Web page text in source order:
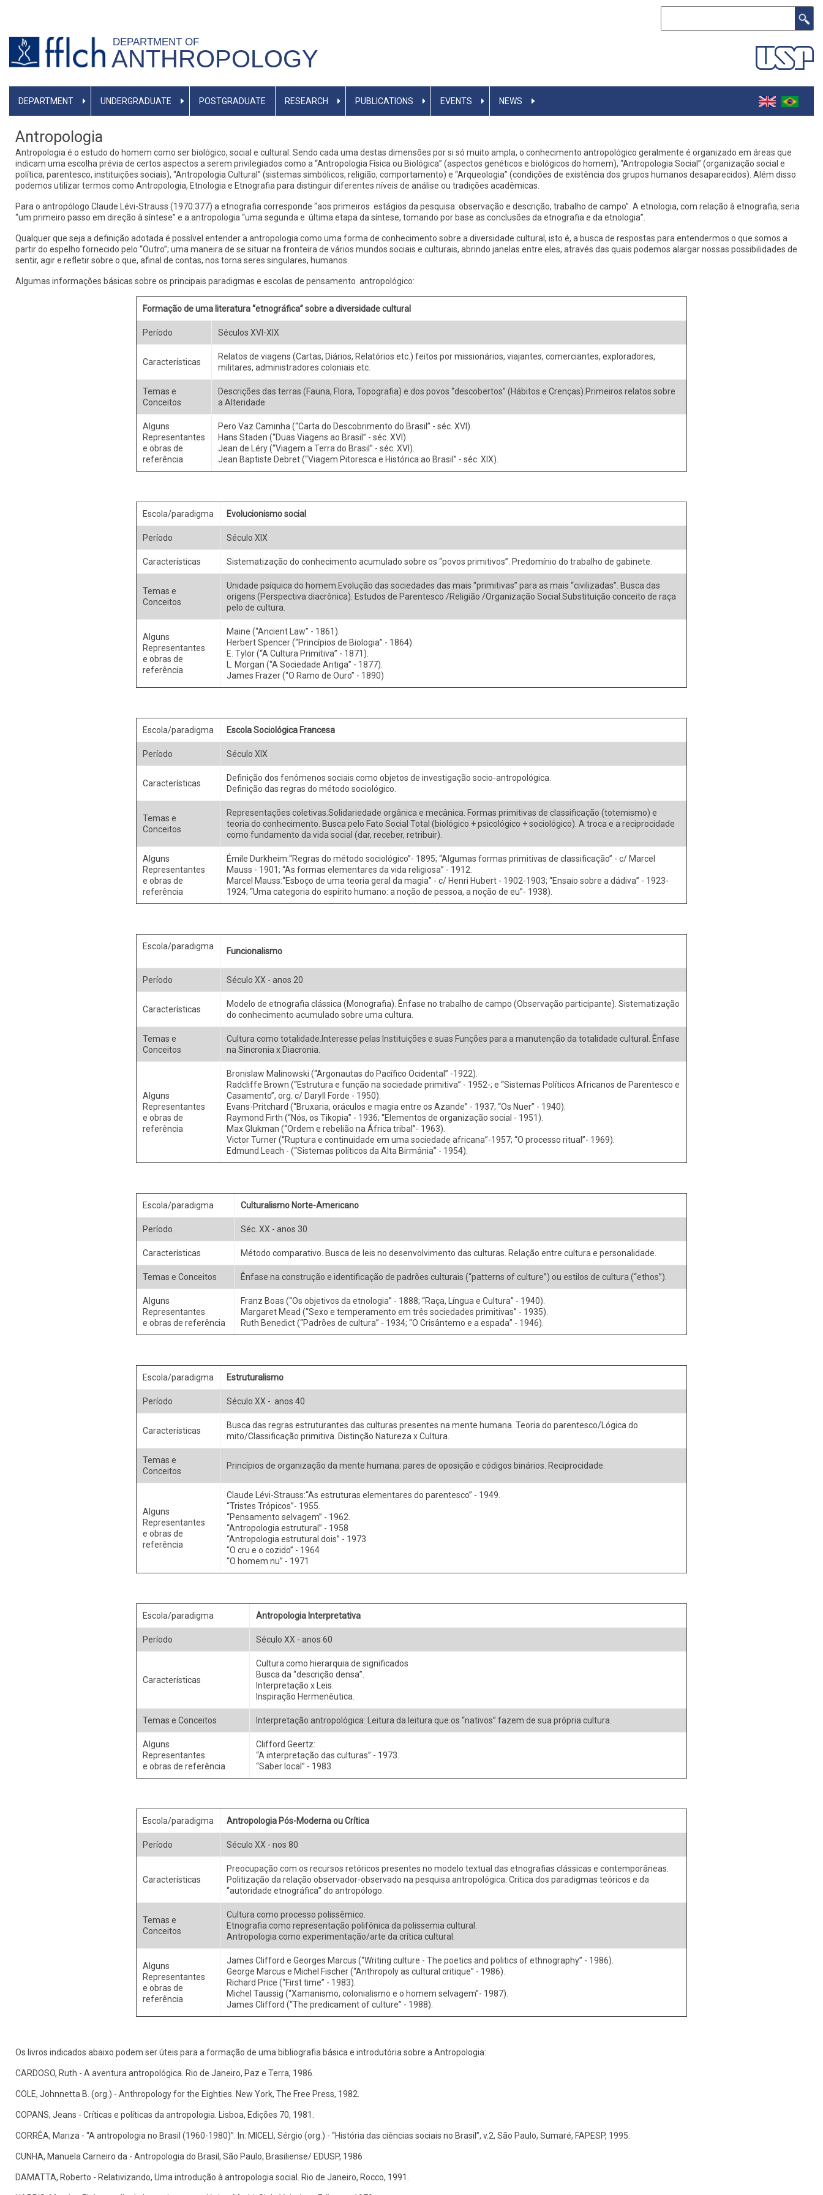
content
DEPARTMENT OF
ANTHROPOLOGY
MAIN
DEPARTMENT UNDERGRADUATE POSTGRADUATE RESEARCH PUBLICATIONS EVENTS NEWS
Antropologia
Antropologia é o estudo do homem como ser biológico, social e cultural. Sendo cada uma destas dimensões por si só muito ampla, o conhecimento antropológico geralmente é organizado em áreas que
indicam uma escolha prévia de certos aspectos a serem privilegiados como a “Antropologia Física ou Biológica” (aspectos genéticos e biológicos do homem), “Antropologia Social” (organização social e
política, parentesco, instituições sociais), “Antropologia Cultural” (sistemas simbólicos, religião, comportamento) e “Arqueologia” (condições de existência dos grupos humanos desaparecidos). Além disso
podemos utilizar termos como Antropologia, Etnologia e Etnografia para distinguir diferentes níveis de análise ou tradições acadêmicas.
Para o antropólogo Claude Lévi-Strauss (1970:377) a etnografia corresponde “aos primeiros estágios da pesquisa: observação e descrição, trabalho de campo”. A etnologia, com relação à etnografia, seria
“um primeiro passo em direção à síntese” e a antropologia “uma segunda e última etapa da síntese, tomando por base as conclusões da etnografia e da etnologia”.
Qualquer que seja a definição adotada é possível entender a antropologia como uma forma de conhecimento sobre a diversidade cultural, isto é, a busca de respostas para entendermos o que somos a
partir do espelho fornecido pelo “Outro”; uma maneira de se situar na fronteira de vários mundos sociais e culturais, abrindo janelas entre eles, através das quais podemos alargar nossas possibilidades de
sentir, agir e refletir sobre o que, afinal de contas, nos torna seres singulares, humanos.
Algumas informações básicas sobre os principais paradigmas e escolas de pensamento antropológico:
Formação de uma literatura “etnográfica” sobre a diversidade cultural
Período Séculos XVI-XIX
Características
Relatos de viagens (Cartas, Diários, Relatórios etc.) feitos por missionários, viajantes, comerciantes, exploradores,
militares, administradores coloniais etc.
Temas e
Conceitos
Descrições das terras (Fauna, Flora, Topografia) e dos povos “descobertos” (Hábitos e Crenças).Primeiros relatos sobre
a Alteridade
Alguns
Representantes
e obras de
referência
Pero Vaz Caminha (“Carta do Descobrimento do Brasil” - séc. XVI).
Hans Staden (“Duas Viagens ao Brasil” - séc. XVI).
Jean de Léry (“Viagem a Terra do Brasil” - séc. XVI).
Jean Baptiste Debret (“Viagem Pitoresca e Histórica ao Brasil” - séc. XIX).
Escola/paradigma Evolucionismo social
Período Século XIX
Características Sistematização do conhecimento acumulado sobre os “povos primitivos”. Predomínio do trabalho de gabinete.
Temas e
Conceitos
Unidade psíquica do homem.Evolução das sociedades das mais “primitivas” para as mais “civilizadas”. Busca das
origens (Perspectiva diacrônica). Estudos de Parentesco /Religião /Organização Social.Substituição conceito de raça
pelo de cultura.
Alguns
Representantes
e obras de
referência
Maine (“Ancient Law” - 1861).
Herbert Spencer (“Princípios de Biologia” - 1864).
E. Tylor (“A Cultura Primitiva” - 1871).
L. Morgan (“A Sociedade Antiga” - 1877).
James Frazer (“O Ramo de Ouro” - 1890)
Escola/paradigma Escola Sociológica Francesa
Período Século XIX
Características
Definição dos fenômenos sociais como objetos de investigação socio-antropológica.
Definição das regras do método sociológico.
Temas e
Conceitos
Representações coletivas.Solidariedade orgânica e mecânica. Formas primitivas de classificação (totemismo) e
teoria do conhecimento. Busca pelo Fato Social Total (biológico + psicológico + sociológico). A troca e a reciprocidade
como fundamento da vida social (dar, receber, retribuir).
Alguns
Representantes
e obras de
referência
Émile Durkheim:“Regras do método sociológico”- 1895; “Algumas formas primitivas de classificação” - c/ Marcel
Mauss - 1901; “As formas elementares da vida religiosa” - 1912.
Marcel Mauss:“Esboço de uma teoria geral da magia” - c/ Henri Hubert - 1902-1903; “Ensaio sobre a dádiva” - 1923-
1924; “Uma categoria do espírito humano: a noção de pessoa, a noção de eu”- 1938).
Escola/paradigma Funcionalismo
Período Século XX - anos 20
Características
Modelo de etnografia clássica (Monografia). Ênfase no trabalho de campo (Observação participante). Sistematização
do conhecimento acumulado sobre uma cultura.
Temas e
Conceitos
Cultura como totalidade.Interesse pelas Instituições e suas Funções para a manutenção da totalidade cultural. Ênfase
na Sincronia x Diacronia.
Alguns
Representantes
e obras de
referência
Bronislaw Malinowski (“Argonautas do Pacífico Ocidental” -1922).
Radcliffe Brown (“Estrutura e função na sociedade primitiva” - 1952-; e “Sistemas Políticos Africanos de Parentesco e
Casamento”, org. c/ Daryll Forde - 1950).
Evans-Pritchard (“Bruxaria, oráculos e magia entre os Azande” - 1937; “Os Nuer” - 1940).
Raymond Firth (“Nós, os Tikopia” - 1936; “Elementos de organização social - 1951).
Max Glukman (“Ordem e rebelião na África tribal”- 1963).
Victor Turner (“Ruptura e continuidade em uma sociedade africana”-1957; “O processo ritual”- 1969).
Edmund Leach - (“Sistemas políticos da Alta Birmânia” - 1954).
Escola/paradigma Culturalismo Norte-Americano
Período Séc. XX - anos 30
Características Método comparativo. Busca de leis no desenvolvimento das culturas. Relação entre cultura e personalidade.
Temas e Conceitos Ênfase na construção e identificação de padrões culturais (“patterns of culture”) ou estilos de cultura (“ethos”).
Alguns
Representantes
e obras de referência
Franz Boas (“Os objetivos da etnologia” - 1888; “Raça, Língua e Cultura” - 1940).
Margaret Mead (“Sexo e temperamento em três sociedades primitivas” - 1935).
Ruth Benedict (“Padrões de cultura” - 1934; “O Crisântemo e a espada” - 1946).
Escola/paradigma Estruturalismo
Período Século XX - anos 40
Características
Busca das regras estruturantes das culturas presentes na mente humana. Teoria do parentesco/Lógica do
mito/Classificação primitiva. Distinção Natureza x Cultura.
Temas e
Conceitos
Princípios de organização da mente humana: pares de oposição e códigos binários. Reciprocidade.
Alguns
Representantes
e obras de
referência
Claude Lévi-Strauss:“As estruturas elementares do parentesco” - 1949.
“Tristes Trópicos”- 1955.
“Pensamento selvagem” - 1962.
“Antropologia estrutural” - 1958
“Antropologia estrutural dois” - 1973
“O cru e o cozido” - 1964
“O homem nu” - 1971
Escola/paradigma Antropologia Interpretativa
Período Século XX - anos 60
Características
Cultura como hierarquia de significados
Busca da “descrição densa”.
Interpretação x Leis.
Inspiração Hermenêutica.
Temas e Conceitos Interpretação antropológica: Leitura da leitura que os “nativos” fazem de sua própria cultura.
Alguns
Representantes
e obras de referência
Clifford Geertz:
“A interpretação das culturas” - 1973.
“Saber local” - 1983.
Escola/paradigma Antropologia Pós-Moderna ou Crítica
Período Século XX - nos 80
Características
Preocupação com os recursos retóricos presentes no modelo textual das etnografias clássicas e contemporâneas.
Politização da relação observador-observado na pesquisa antropológica. Critica dos paradigmas teóricos e da
“autoridade etnográfica” do antropólogo.
Temas e
Conceitos
Cultura como processo polissêmico.
Etnografia como representação polifônica da polissemia cultural.
Antropologia como experimentação/arte da crítica cultural.
Alguns
Representantes
e obras de
referência
James Clifford e Georges Marcus (“Writing culture - The poetics and politics of ethnography” - 1986).
George Marcus e Michel Fischer (“Anthropoly as cultural critique” - 1986).
Richard Price (“First time” - 1983).
Michel Taussig (“Xamanismo, colonialismo e o homem selvagem”- 1987).
James Clifford (“The predicament of culture” - 1988).
Os livros indicados abaixo podem ser úteis para a formação de uma bibliografia básica e introdutória sobre a Antropologia:
CARDOSO, Ruth - A aventura antropológica. Rio de Janeiro, Paz e Terra, 1986.
COLE, Johnnetta B. (org.) - Anthropology for the Eighties. New York, The Free Press, 1982.
COPANS, Jeans - Críticas e políticas da antropologia. Lisboa, Edições 70, 1981.
CORRÊA, Mariza - “A antropologia no Brasil (1960-1980)”. In: MICELI, Sérgio (org.) - “História das ciências sociais no Brasil”, v.2, São Paulo, Sumaré, FAPESP, 1995.
CUNHA, Manuela Carneiro da - Antropologia do Brasil, São Paulo, Brasiliense/ EDUSP, 1986
DAMATTA, Roberto - Relativizando, Uma introdução à antropologia social. Rio de Janeiro, Rocco, 1991.